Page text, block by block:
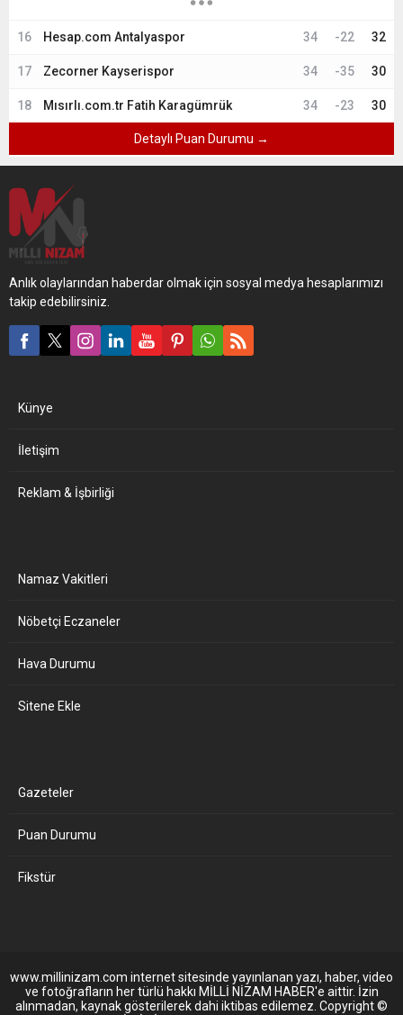
16 Hesap.com Antalyaspor 34 -22 32
17 Zecorner Kayserispor 34 -35 30
18 Mısırlı.com.tr Fatih Karagümrük 34 -23 30
Detaylı Puan Durumu →
Anlık olaylarından haberdar olmak için sosyal medya hesaplarımızı
takip edebilirsiniz.
Künye
İletişim
Reklam & İşbirliği
Namaz Vakitleri
Nöbetçi Eczaneler
Hava Durumu
Sitene Ekle
Gazeteler
Puan Durumu
Fikstür
www.millinizam.com internet sitesinde yayınlanan yazı, haber, video
ve fotoğrafların her türlü hakkı MİLLİ NİZAM HABER'e aittir. İzin
alınmadan, kaynak gösterilerek dahi iktibas edilemez. Copyright ©